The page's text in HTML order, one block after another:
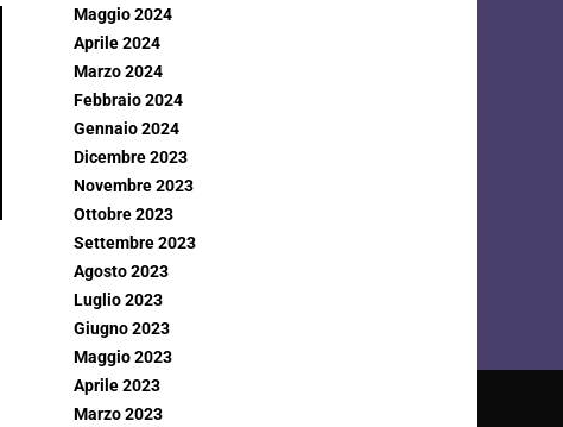
Maggio 2024
Aprile 2024
Marzo 2024
Febbraio 2024
Gennaio 2024
Dicembre 2023
Novembre 2023
Ottobre 2023
Settembre 2023
Agosto 2023
Luglio 2023
Giugno 2023
Maggio 2023
Aprile 2023
Marzo 2023